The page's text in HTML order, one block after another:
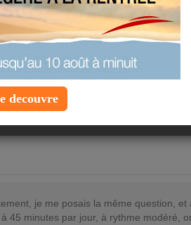
du vélo d'appartement pour que
je me posais la même question,
45 minutes par jour, à rythme modéré,
decouvre